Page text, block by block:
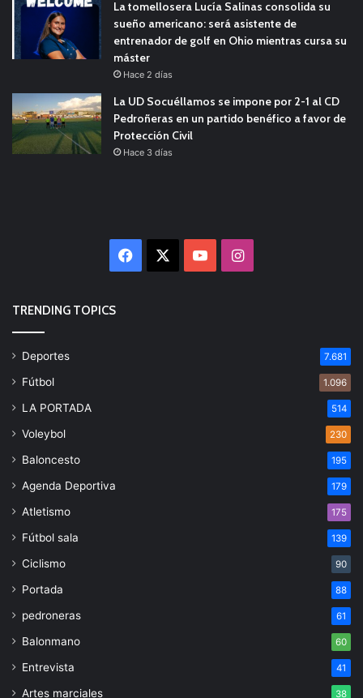
La tomellosera Lucía Salinas consolida su
sueño americano: será asistente de
entrenador de golf en Ohio mientras cursa su
máster
Hace 2 días
La UD Socuéllamos se impone por 2-1 al CD
Pedroñeras en un partido benéfico a favor de
Protección Civil
Hace 3 días
Facebook YouTubeInstagram
TRENDING TOPICS
Deportes 7.681
Fútbol 1.096
LA PORTADA 514
Voleybol 230
Baloncesto 195
Agenda Deportiva 179
Atletismo 175
Fútbol sala 139
Ciclismo 90
Portada 88
pedroneras 61
Balonmano 60
Entrevista 41
Artes marciales 38